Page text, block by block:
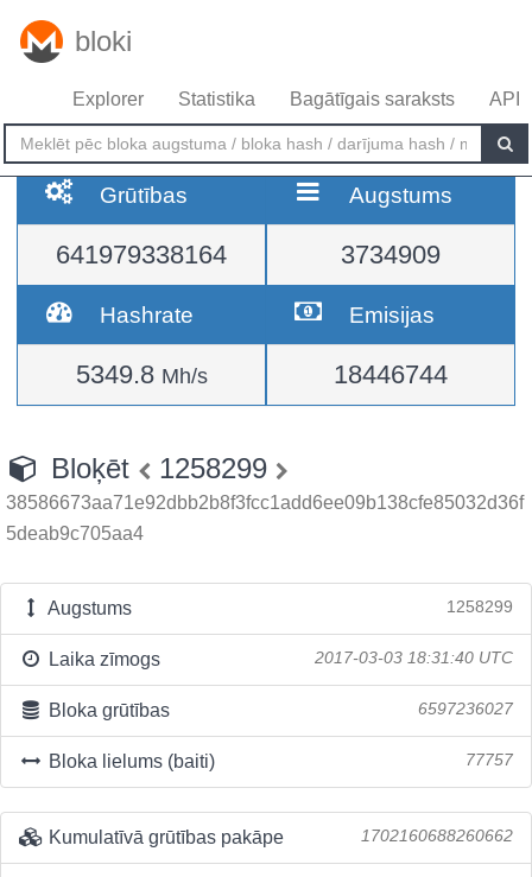
bloki
Explorer Statistika Bagātīgais saraksts API
Grūtības
641979338164
Augstums
3734909
Hashrate
5349.8 Mh/s
Emisijas
18446744
Bloķēt 1258299
38586673aa71e92dbb2b8f3fcc1add6ee09b138cfe85032d36f
5deab9c705aa4
Augstums 1258299
Laika zīmogs 2017-03-03 18:31:40 UTC
Bloka grūtības 6597236027
Bloka lielums (baiti) 77757
Kumulatīvā grūtības pakāpe 1702160688260662